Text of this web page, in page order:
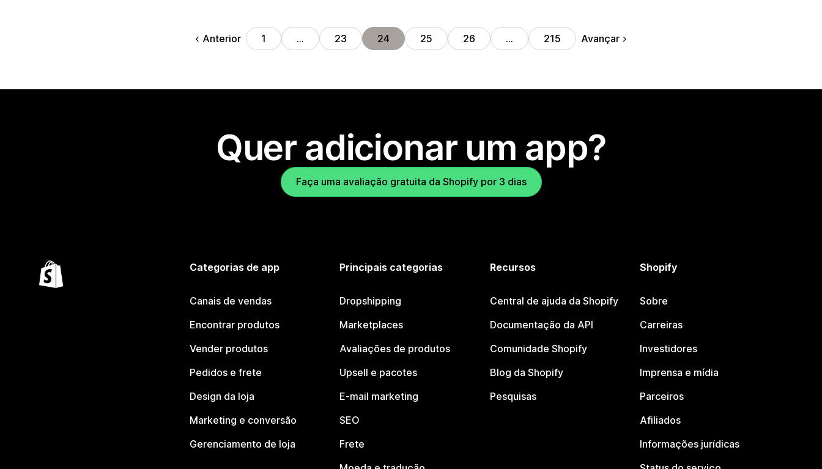
Anterior 1 … 23 24 25 26 … 215 Avançar
Quer adicionar um app?
Faça uma avaliação gratuita da Shopify por 3 dias
Categorias de app
Canais de vendas
Encontrar produtos
Vender produtos
Pedidos e frete
Design da loja
Marketing e conversão
Gerenciamento de loja
Principais categorias
Dropshipping
Marketplaces
Avaliações de produtos
Upsell e pacotes
E-mail marketing
SEO
Frete
Recursos
Central de ajuda da Shopify
Documentação da API
Comunidade Shopify
Blog da Shopify
Pesquisas
Shopify
Sobre
Carreiras
Investidores
Imprensa e mídia
Parceiros
Afiliados
Informações jurídicas